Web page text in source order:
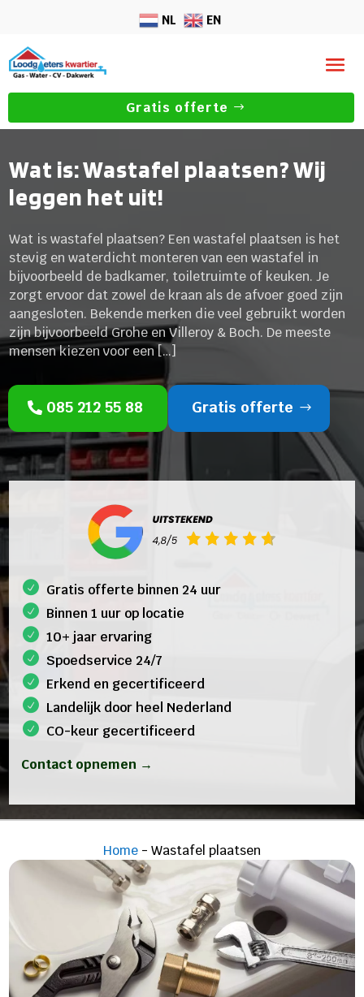
NL EN
Gratis offerte
Wat is: Wastafel plaatsen? Wij
leggen het uit!
Wat is wastafel plaatsen? Een wastafel plaatsen is het
stevig en waterdicht monteren van een wastafel in
bijvoorbeeld de badkamer, toiletruimte of keuken. Je
zorgt ervoor dat zowel de kraan als de afvoer goed zijn
aangesloten. Bekende merken die veel gebruikt worden
zijn bijvoorbeeld Grohe en Villeroy & Boch. De meeste
mensen kiezen voor een […]
085 212 55 88 Gratis offerte
Gratis offerte binnen 24 uur
Binnen 1 uur op locatie
10+ jaar ervaring
Spoedservice 24/7
Erkend en gecertificeerd
Landelijk door heel Nederland
CO-keur gecertificeerd
Contact opnemen →
Home - Wastafel plaatsen